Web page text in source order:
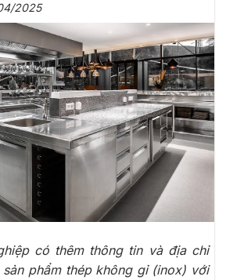
2025
có thêm thông tin và địa chỉ
phẩm thép không gỉ (inox) với